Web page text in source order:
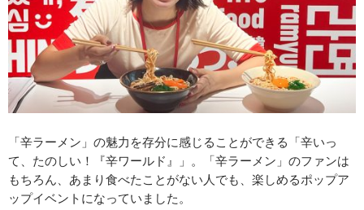
「辛ラーメン」の魅力を存分に感じることができる「辛いっ
て、たのしい！『辛ワールド』」。「辛ラーメン」のファンは
もちろん、あまり食べたことがない人でも、楽しめるポップア
ップイベントになっていました。